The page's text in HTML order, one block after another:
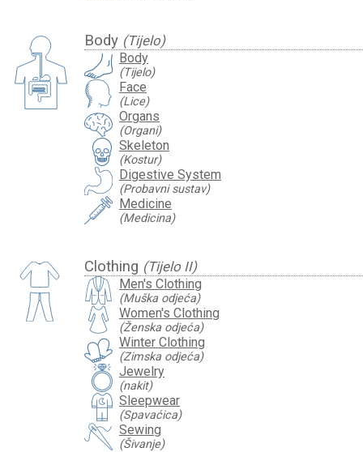
Body (Tijelo)
Body
(Tijelo)
Face
(Lice)
Organs
(Organi)
Skeleton
(Kostur)
Digestive System
(Probavni sustav)
Medicine
(Medicina)
Clothing (Tijelo II)
Men's Clothing
(Muška odjeća)
Women's Clothing
(Ženska odjeća)
Winter Clothing
(Zimska odjeća)
Jewelry
(nakit)
Sleepwear
(Spavaćica)
Sewing
(Šivanje)